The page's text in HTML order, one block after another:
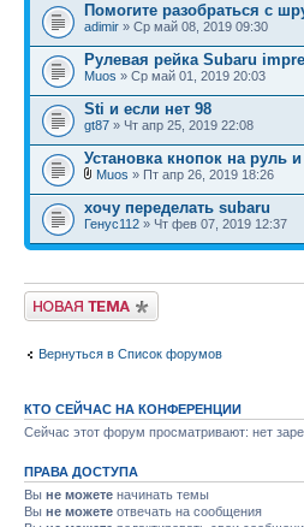
Помогите разобраться с
adimir » Ср май 08, 2019 09:30
Рулевая рейка Subaru
Muos » Ср май 01, 2019 20:03
Sti и если нет 98
gt87 » Чт апр 25, 2019 22:08
Установка кнопок на руль
Muos » Пт апр 26, 2019 18:26
хочу переделать subaru
Генус112 » Чт фев 07, 2019 12:37
Новая тема
Вернуться в Список форумов
КТО СЕЙЧАС НА КОНФЕРЕНЦИИ
Сейчас этот форум просматривают: нет
ПРАВА ДОСТУПА
Вы не можете начинать темы
Вы не можете отвечать на сообщения